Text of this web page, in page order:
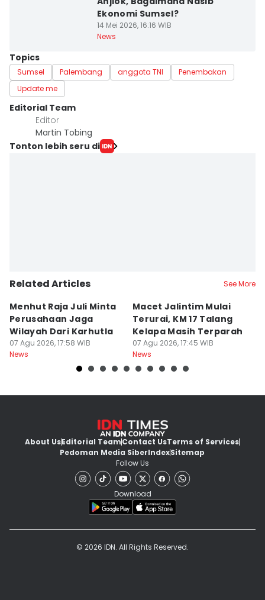
Ekonomi Sumsel?
14 Mei 2026, 16:16 WIB
News
Topics
Sumsel Palembang anggota TNI
Penembakan
Update me
Editorial Team
Editor
Martin Tobing
Tonton lebih seru di
Related Articles See More
Menhut Raja Juli Minta
Perusahaan Jaga
Wilayah Dari Karhutla
07 Agu 2026, 17:58 WIB
News
Macet Jalintim Mulai
Terurai, KM 17 Talang
Kelapa Masih Terparah
07 Agu 2026, 17:45 WIB
News
About UsEditorial TeamContact UsTerms of Services
Pedoman Media SiberIndexSitemap
Follow Us
Download
© 2026 IDN. All Rights Reserved.